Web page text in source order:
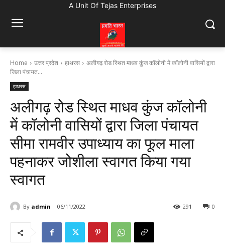
A Unit Of Tejas Enterprises
Home उत्तर प्रदेश हाथरस
अलीगढ़ रोड स्थित माधव कुंज कॉलोनी में कॉलोनी वासियों द्वारा
जिला पंचायत...
हाथरस
अलीगढ़ रोड स्थित माधव कुंज कॉलोनी
में कॉलोनी वासियों द्वारा जिला पंचायत
सीमा रामवीर उपाध्याय का फूल माला
पहनाकर जोशीला स्वागत किया गया
स्वागत
By admin 06/11/2022 0
291